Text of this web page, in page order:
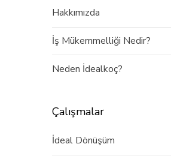
Hakkımızda
İş Mükemmelliği Nedir?
Neden İdealkoç?
Çalışmalar
İdeal Dönüşüm